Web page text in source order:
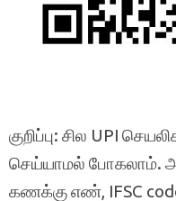
குறிப்பு: சில UPI
செய்யாமல் போகலாம்.
கணக்கு எண், IFSC